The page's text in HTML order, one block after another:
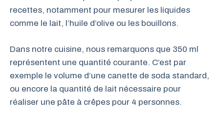
recettes, notamment pour mesurer les liquides
comme le lait, l’huile d’olive ou les bouillons.
Dans notre cuisine, nous remarquons que 350 ml
représentent une quantité courante. C’est par
exemple le volume d’une canette de soda standard,
ou encore la quantité de lait nécessaire pour
réaliser une pâte à crêpes pour 4 personnes.